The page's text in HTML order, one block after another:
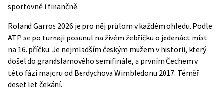
sportovně i finančně.
Roland Garros 2026 je pro něj průlom v každém ohledu. Podle
ATP se po turnaji posunul na živém žebříčku o jedenáct míst
na 16. příčku. Je nejmladším českým mužem v historii, který
došel do grandslamového semifinále, a prvním Čechem v
této fázi majoru od Berdychova Wimbledonu 2017. Téměř
deset let čekání.